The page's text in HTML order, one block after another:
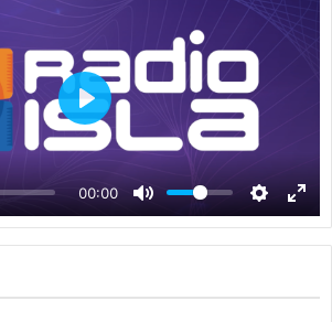
00:00
P
a
y